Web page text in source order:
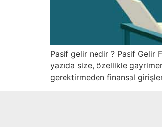
Pasif gelir nedir ? Pasif Gelir
yazıda size, özellikle
gerektirmeden finansal